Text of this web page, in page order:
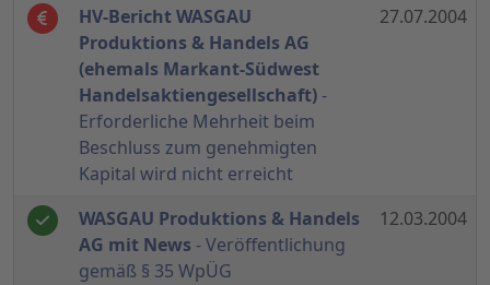
HV-Bericht WASGAU
Produktions & Handels AG
(ehemals Markant-Südwest
Handelsaktiengesellschaft)-
Erforderliche Mehrheit beim
Beschluss zum genehmigten
Kapital wird nicht erreicht
27.07.2004
WASGAU Produktions & Handels
AG mit News - Veröffentlichung
gemäß § 35 WpÜG
12.03.2004